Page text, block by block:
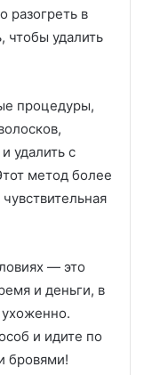
разогреть в
чтобы удалить
процедуры,
удалить с
метод более
— это
и деньги, в
и идите по
бровями!